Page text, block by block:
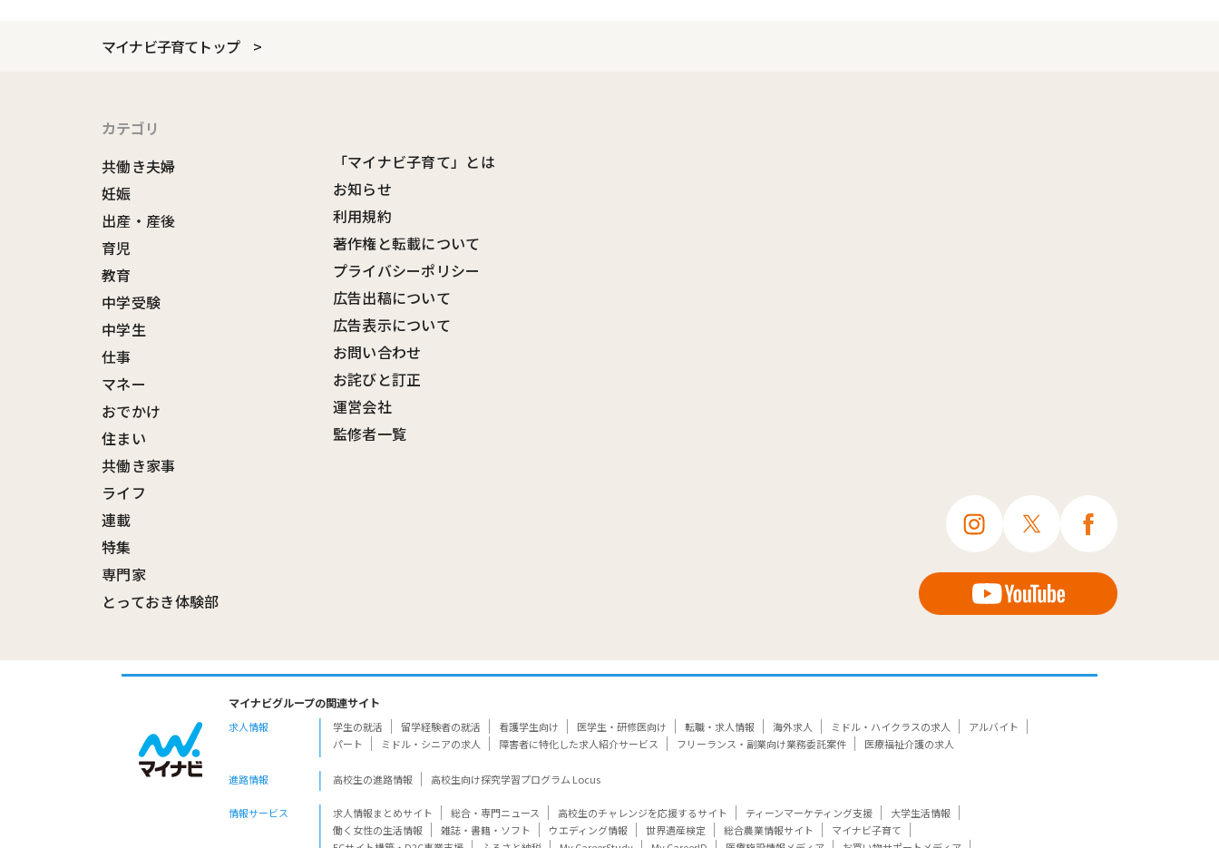
マイナビ子育てトップ
カテゴリ
共働き夫婦
妊娠
出産・産後
育児
教育
中学受験
中学生
仕事
マネー
おでかけ
住まい
共働き家事
ライフ
連載
特集
専門家
とっておき体験部
「マイナビ子育て」とは
お知らせ
利用規約
著作権と転載について
プライバシーポリシー
広告出稿について
広告表示について
お問い合わせ
お詫びと訂正
運営会社
監修者一覧
マイナビグループの関連サイト
求人情報 学生の就活 留学経験者の就活 看護学生向け 医学生・研修医向け 転職・求人情報 海外求人 ミドル・ハイクラスの求人
アルバイト
パート
ミドル・シニアの求人 障害者に特化した求人紹介サービス フリーランス・副業向け業務委託案件 医療福祉介護の求人
進路情報 高校生の進路情報 高校生向け探究学習プログラム Locus
情報サービス 求人情報まとめサイト 総合・専門ニュース 高校生のチャレンジを応援するサイト ティーンマーケティング支援
大学生活情報
働く女性の生活情報
雑誌・書籍・ソフト ウエディング情報 世界遺産検定 総合農業情報サイト
マイナビ子育て